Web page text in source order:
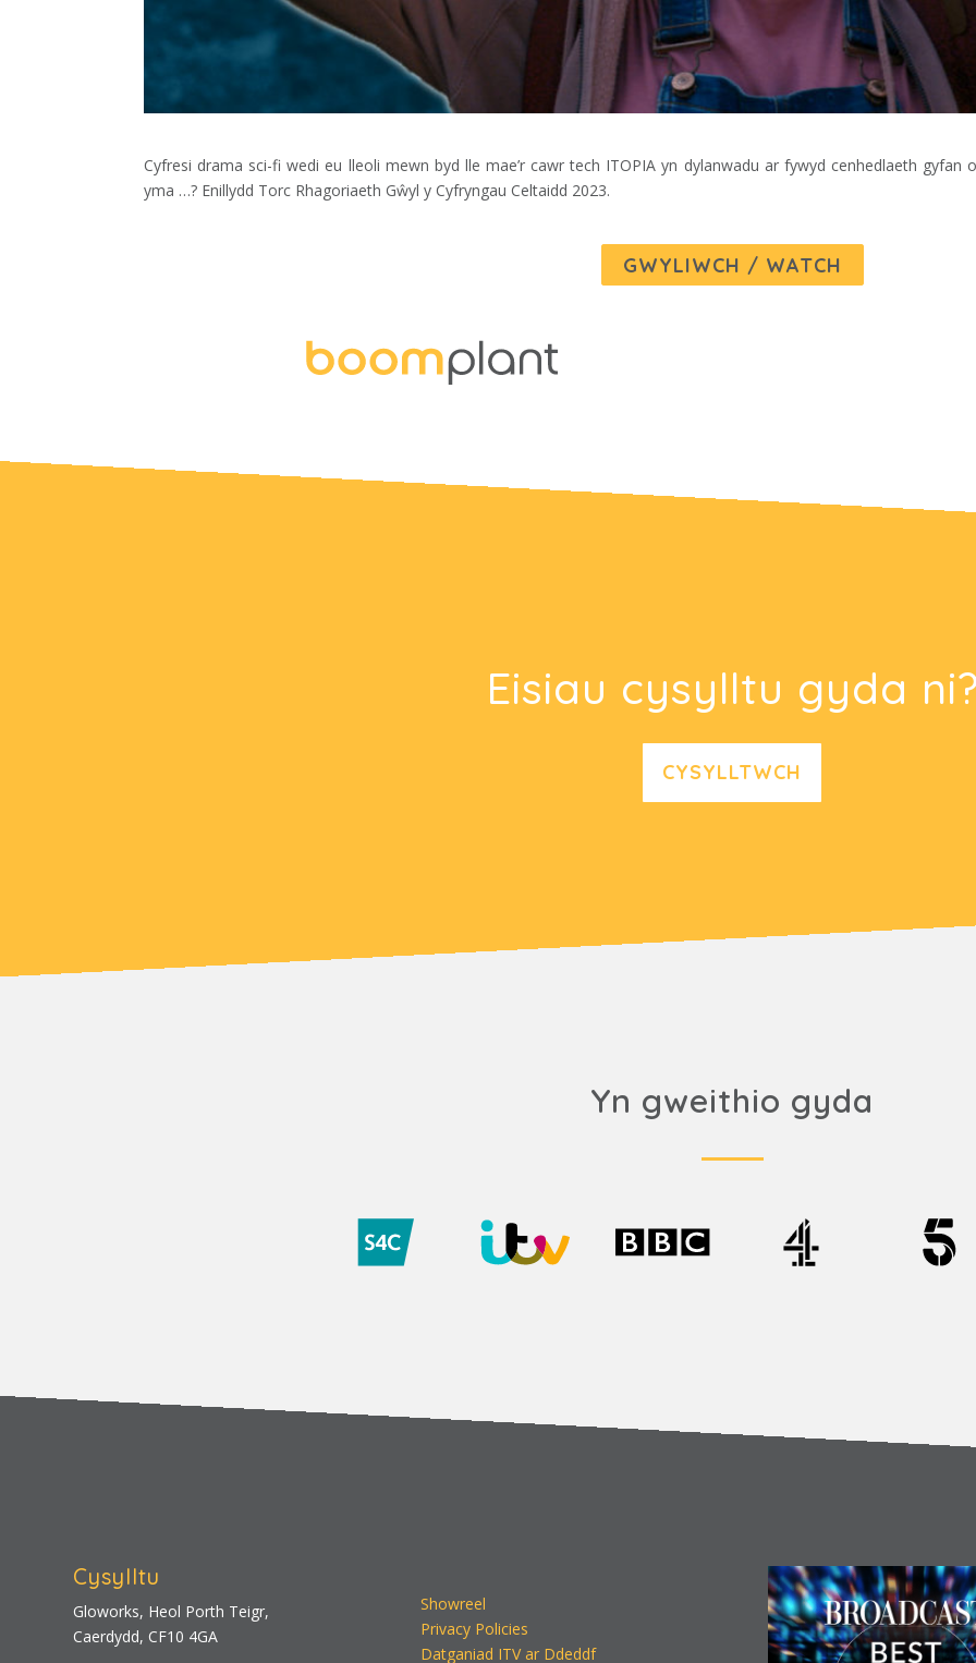
Cyfresi drama sci-fi wedi eu lleoli mewn byd lle mae’r cawr tech ITOPIA yn dylanwadu ar fywyd cenhedlaeth
yma …? Enillydd Torc Rhagoriaeth Gŵyl y Cyfryngau Celtaidd 2023.
GWYLIWCH / WATCH
Eisiau cysylltu gyda
CYSYLLTWCH
Yn gweithio gyda
Cysylltu
Gloworks, Heol Porth Teigr,
Caerdydd, CF10 4GA
Showreel
Privacy Policies
Datganiad ITV ar Ddeddf